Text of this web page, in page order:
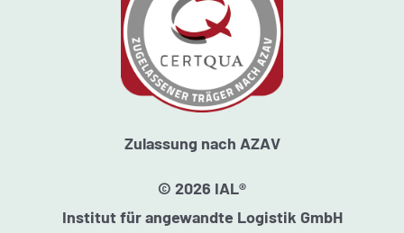
Zulassung nach AZAV
© 2026 IAL®
Institut für angewandte Logistik GmbH